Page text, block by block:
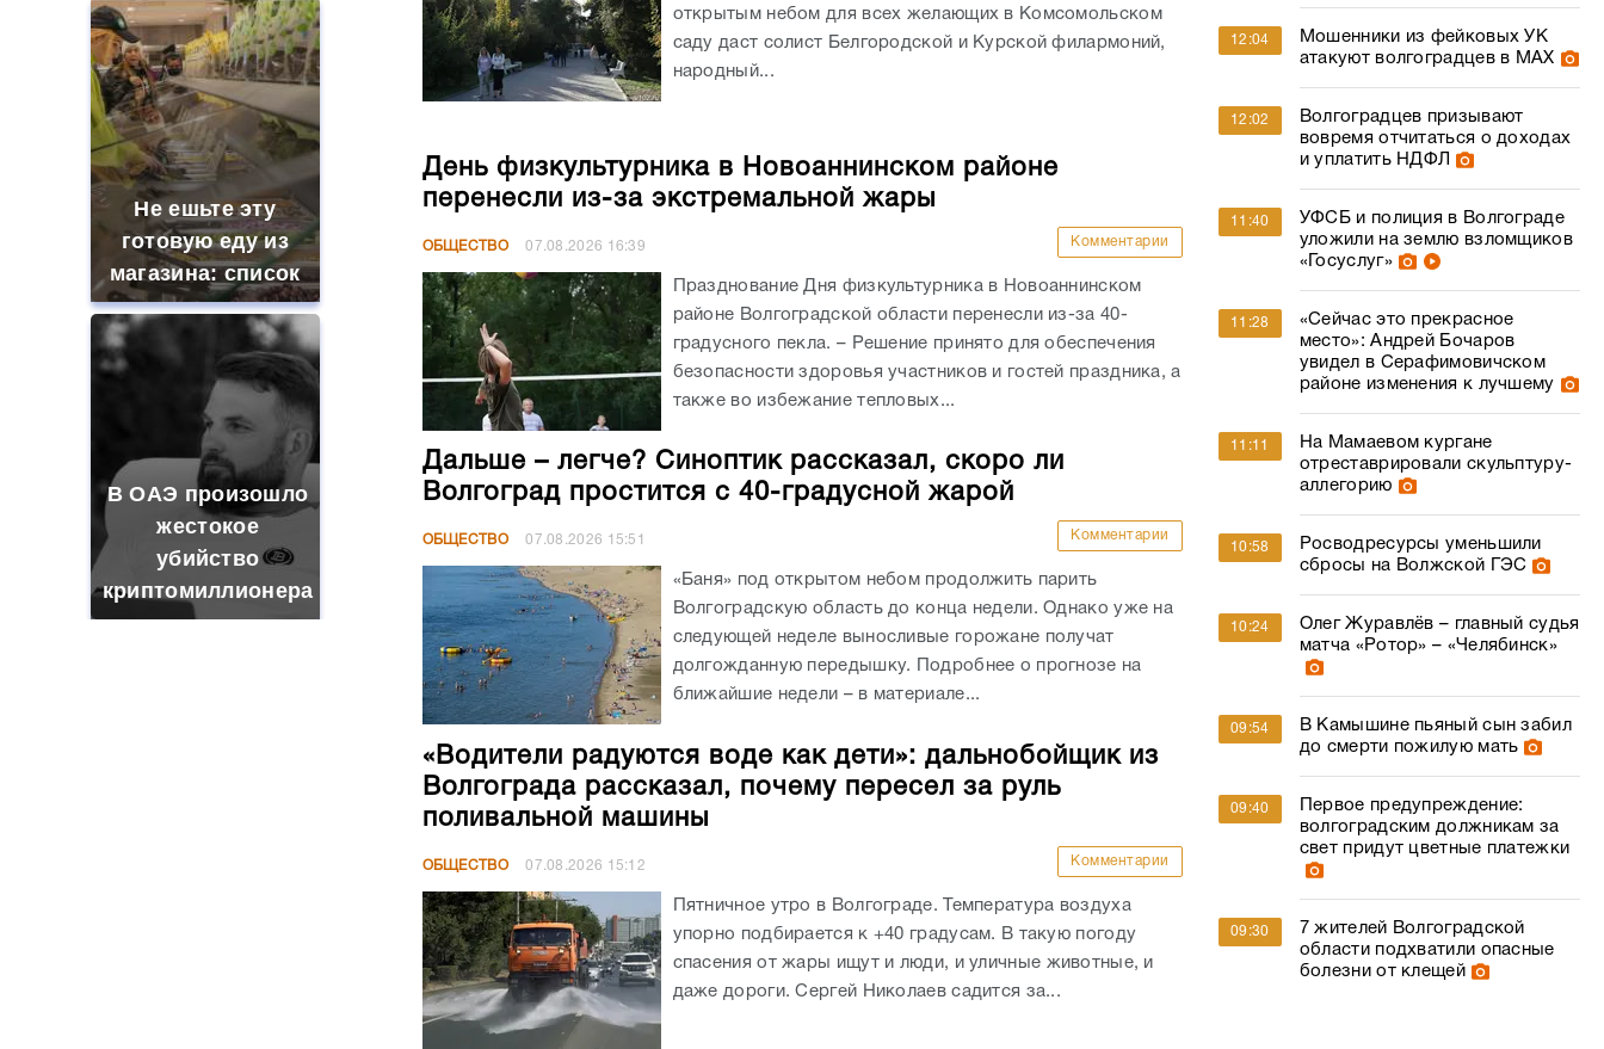
Не ешьте эту
готовую еду из
магазина: список
В ОАЭ произошло
жестокое
убийство
криптомиллионера
открытым небом для всех желающих в Комсомольском
саду даст солист Белгородской и Курской филармоний,
народный...
День физкультурника в Новоаннинском районе
перенесли из-за экстремальной жары
ОБЩЕСТВО 07.08.2026 16:39 Комментарии
Празднование Дня физкультурника в Новоаннинском
районе Волгоградской области перенесли из-за 40-
градусного пекла. – Решение принято для обеспечения
безопасности здоровья участников и гостей праздника, а
также во избежание тепловых...
Дальше – легче? Синоптик рассказал, скоро ли
Волгоград простится с 40-градусной жарой
ОБЩЕСТВО 07.08.2026 15:51 Комментарии
«Баня» под открытом небом продолжить парить
Волгоградскую область до конца недели. Однако уже на
следующей неделе выносливые горожане получат
долгожданную передышку. Подробнее о прогнозе на
ближайшие недели – в материале...
«Водители радуются воде как дети»: дальнобойщик из
Волгограда рассказал, почему пересел за руль
поливальной машины
ОБЩЕСТВО 07.08.2026 15:12 Комментарии
Пятничное утро в Волгограде. Температура воздуха
упорно подбирается к +40 градусам. В такую погоду
спасения от жары ищут и люди, и уличные животные, и
даже дороги. Сергей Николаев садится за...
12:04
Мошенники из фейковых УК
атакуют волгоградцев в МАХ
12:02
Волгоградцев призывают
вовремя отчитаться о доходах
и уплатить НДФЛ
11:40
УФСБ и полиция в Волгограде
уложили на землю взломщиков
«Госуслуг»
11:28
«Сейчас это прекрасное
место»: Андрей Бочаров
увидел в Серафимовичском
районе изменения к лучшему
11:11
На Мамаевом кургане
отреставрировали скульптуру-
аллегорию
10:58
Росводресурсы уменьшили
сбросы на Волжской ГЭС
10:24
Олег Журавлёв – главный судья
матча «Ротор» – «Челябинск»
09:54
В Камышине пьяный сын забил
до смерти пожилую мать
09:40
Первое предупреждение:
волгоградским должникам за
свет придут цветные платежки
09:30
7 жителей Волгоградской
области подхватили опасные
болезни от клещей